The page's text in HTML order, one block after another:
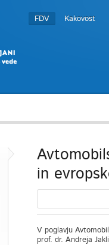
FDV Kakovost
in
V poglavju
prof. dr. Andreja